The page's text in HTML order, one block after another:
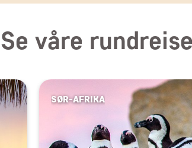
Se våre
SØR-AFRIKA